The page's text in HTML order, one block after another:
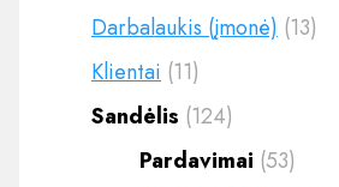
Darbalaukis (įmonė) (13)
Klientai (11)
Sandėlis (124)
Pardavimai (53)